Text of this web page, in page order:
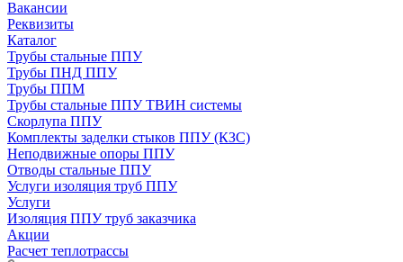
Вакансии
Реквизиты
Каталог
Трубы стальные ППУ
Трубы ПНД ППУ
Трубы ППМ
Трубы стальные ППУ ТВИН системы
Скорлупа ППУ
Комплекты заделки стыков ППУ (КЗС)
Неподвижные опоры ППУ
Отводы стальные ППУ
Услуги изоляция труб ППУ
Услуги
Изоляция ППУ труб заказчика
Акции
Расчет теплотрассы